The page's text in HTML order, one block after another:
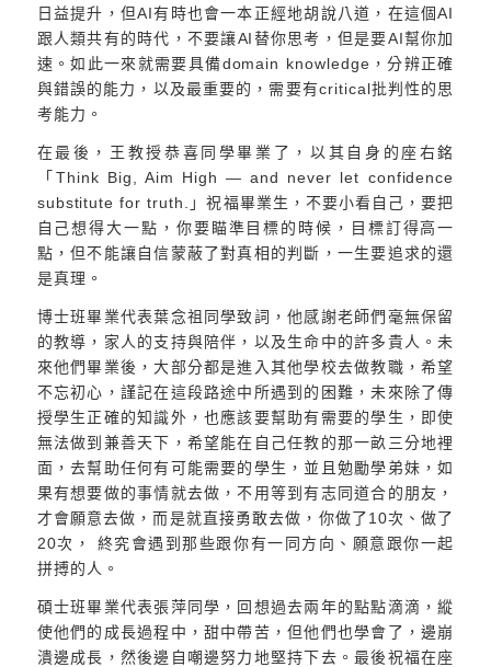
日益提升，但AI有時也會一本正經地胡說八道，在這個AI
跟人類共有的時代，不要讓AI替你思考，但是要AI幫你加
速。如此一來就需要具備domain knowledge，分辨正確
與錯誤的能力，以及最重要的，需要有critical批判性的思
考能力。
在最後，王教授恭喜同學畢業了，以其自身的座右銘
「Think Big, Aim High — and never let confidence
substitute for truth.」祝福畢業生，不要小看自己，要把
自己想得大一點，你要瞄準目標的時候，目標訂得高一
點，但不能讓自信蒙蔽了對真相的判斷，一生要追求的還
是真理。
博士班畢業代表葉念祖同學致詞，他感謝老師們毫無保留
的教導，家人的支持與陪伴，以及生命中的許多貴人。未
來他們畢業後，大部分都是進入其他學校去做教職，希望
不忘初心，謹記在這段路途中所遇到的困難，未來除了傳
授學生正確的知識外，也應該要幫助有需要的學生，即使
無法做到兼善天下，希望能在自己任教的那一畝三分地裡
面，去幫助任何有可能需要的學生，並且勉勵學弟妹，如
果有想要做的事情就去做，不用等到有志同道合的朋友，
才會願意去做，而是就直接勇敢去做，你做了10次、做了
20次， 終究會遇到那些跟你有一同方向、願意跟你一起
拼搏的人。
碩士班畢業代表張萍同學，回想過去兩年的點點滴滴，縱
使他們的成長過程中，甜中帶苦，但他們也學會了，邊崩
潰邊成長，然後邊自嘲邊努力地堅持下去。最後祝福在座